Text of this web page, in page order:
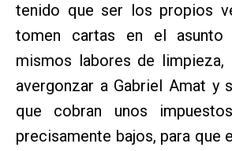
tenido que ser los propios
tomen cartas en el asunto
mismos labores de limpieza,
avergonzar a Gabriel Amat y
que cobran unos
precisamente bajos, para que